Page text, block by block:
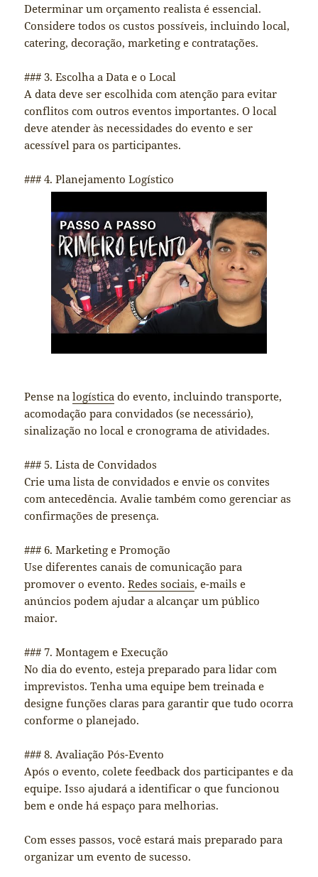
Determinar um orçamento realista é essencial.
Considere todos os custos possíveis, incluindo local,
catering, decoração, marketing e contratações.
### 3. Escolha a Data e o Local
A data deve ser escolhida com atenção para evitar
conflitos com outros eventos importantes. O local
deve atender às necessidades do evento e ser
acessível para os participantes.
### 4. Planejamento Logístico
Pense nalogística do evento, incluindo transporte,
acomodação para convidados (se necessário),
sinalização no local e cronograma de atividades.
### 5. Lista de Convidados
Crie uma lista de convidados e envie os convites
com antecedência. Avalie também como gerenciar as
confirmações de presença.
### 6. Marketing e Promoção
Use diferentes canais de comunicação para
promover o evento.Redes sociais, e-mails e
anúncios podem ajudar a alcançar um público
maior.
### 7. Montagem e Execução
No dia do evento, esteja preparado para lidar com
imprevistos. Tenha uma equipe bem treinada e
designe funções claras para garantir que tudo ocorra
conforme o planejado.
### 8. Avaliação Pós-Evento
Após o evento, colete feedback dos participantes e da
equipe. Isso ajudará a identificar o que funcionou
bem e onde há espaço para melhorias.
Com esses passos, você estará mais preparado para
organizar um evento de sucesso.